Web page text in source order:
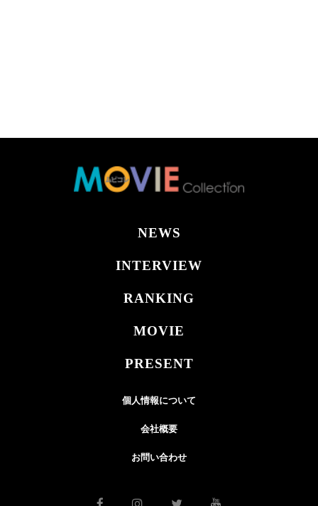
NEWS
INTERVIEW
RANKING
MOVIE
PRESENT
個人情報について
会社概要
お問い合わせ